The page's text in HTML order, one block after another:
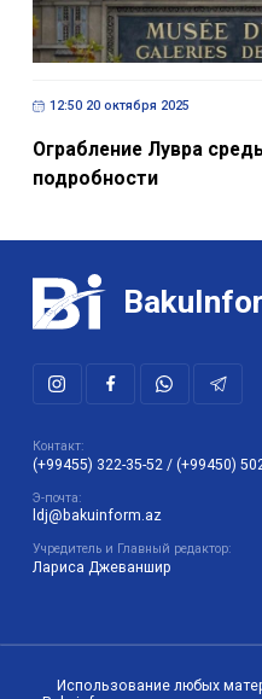
12:50 20 октября 2025
Ограбление Лувра
подробности
Контакт:
(+99455) 322-35-52 / (+99450)
Э-почта:
ldj@bakuinform.az
Учредитель и Главный редактор:
Лариса Джеваншир
Использование любых